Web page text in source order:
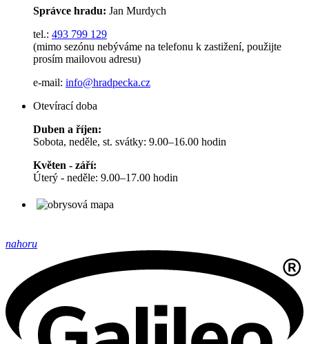
Správce hradu: Jan Murdych
tel.: 493 799 129
(mimo sezónu nebýváme na telefonu k zastižení, použijte
prosím mailovou adresu)
e-mail: info@hradpecka.cz
Otevírací doba
Duben a říjen:
Sobota, neděle, st. svátky: 9.00–16.00 hodin
Květen - září:
Úterý - neděle: 9.00–17.00 hodin
nahoru